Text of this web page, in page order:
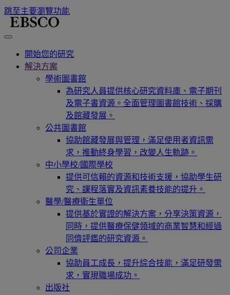
跳至主要瀏覽功能
開始您的研究
解決方案
學術圖書館
為研究人員提供核心研究資料庫、電子期刊
及電子書資源。全面管理圖書館技術、採購
及館藏發展。
公共圖書館
協助館藏發展與管理，滿足使用者資訊需
求，推動終身學習，改變人生軌跡。
中小學校/國際學校
提供可信賴的資源和技術支援，協助學生研
究、課程落實及資訊素養技能的提升。
醫學/醫療衛生單位
提供基於實證的解決方案，分享決策資源，
同時，提供醫療保健領域的商業智慧和經過
同儕評鑑的研究資源。
公司企業
協助員工成長，提升綜合技能，滿足研發需
求，實現職場成功。
出版社